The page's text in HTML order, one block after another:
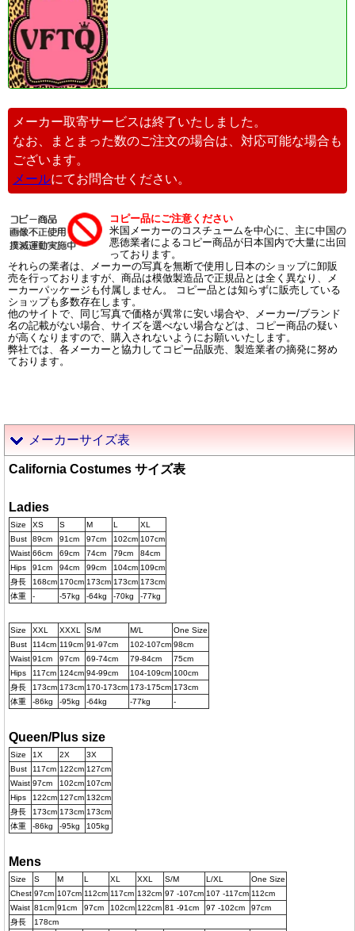
メーカー取寄サービスは終了いたしました。
なお、まとまった数のご注文の場合は、対応可能な場合も
ございます。
メールにてお問合せください。
コピー品にご注意ください
米国メーカーのコスチュームを中心に、主に中国の
悪徳業者によるコピー商品が日本国内で大量に出回
っております。
それらの業者は、メーカーの写真を無断で使用し日本のショップに卸販
売を行っておりますが、商品は模倣製造品で正規品とは全く異なり、メ
ーカーパッケージも付属しません。 コピー品とは知らずに販売している
ショップも多数存在します。
他のサイトで、同じ写真で価格が異常に安い場合や、メーカー/ブランド
名の記載がない場合、サイズを選べない場合などは、コピー商品の疑い
が高くなりますので、購入されないようにお願いいたします。
弊社では、各メーカーと協力してコピー品販売、製造業者の摘発に努め
ております。
メーカーサイズ表
California Costumes サイズ表
Ladies
Size XS S M L
XL
Bust
89cm 91cm 97cm 102cm 107cm
Waist 66cm 69cm 74cm 79cm
84cm
Hips
91cm 94cm 99cm 104cm 109cm
身長
168cm 170cm 173cm 173cm 173cm
体重
- -57kg -64kg -70kg -77kg
Size XXL XXXL S/M M/L
One Size
Bust
114cm 119cm 91-97cm 102-107cm 98cm
Waist 91cm 97cm 69-74cm 79-84cm
75cm
Hips
117cm 124cm 94-99cm 104-109cm 100cm
身長
173cm 173cm 170-173cm 173-175cm 173cm
体重
-86kg -95kg -64kg -77kg -
Queen/Plus size
Size 1X 2X
3X
Bust
117cm 122cm 127cm
Waist 97cm 102cm 107cm
Hips
122cm 127cm 132cm
身長
173cm 173cm 173cm
体重
-86kg -95kg 105kg
Mens
Size S M L XL XXL S/M L/XL
One Size
Chest 97cm 107cm 112cm 117cm 132cm 97 -107cm 107 -117cm 112cm
Waist 81cm 91cm 97cm 102cm 122cm 81 -91cm 97 -102cm
97cm
身長
178cm